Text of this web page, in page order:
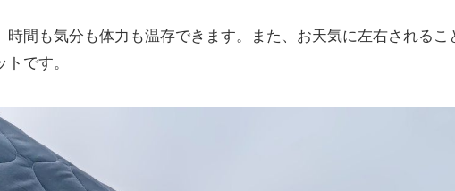
間も気分も体力も温存できます。また、お天気に左右されるこ
です。